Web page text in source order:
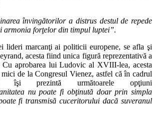
învingătorilor a distrus destul de repede
armonia forţelor din timpul luptei”.
lideri marcanţi ai politicii europene, se afla şi
acesta fiind unica figură reprezentativă a
Cu aprobarea lui Ludovic al XVIII-lea, acesta
de la Congresul Vienez, astfel că în cadrul
îşi prezintă următoarele opţiuni
nu poate fi obţinută doar prin simpla
fi transmisă cuceritorului dacă suveranul